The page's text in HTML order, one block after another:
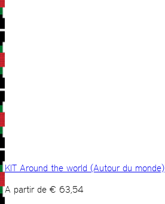
KIT Around the world (Autour du monde)
A partir de € 63,54